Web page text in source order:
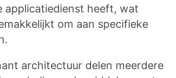
applicatiedienst heeft, wat
om aan specifieke
architectuur delen meerdere